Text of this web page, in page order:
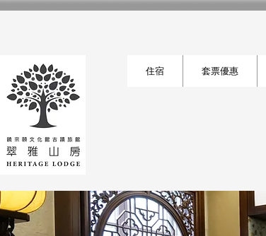
住宿 套票優惠